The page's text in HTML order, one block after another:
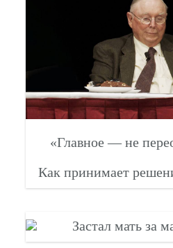
«Главное — не
Как принимает
Застал мать за